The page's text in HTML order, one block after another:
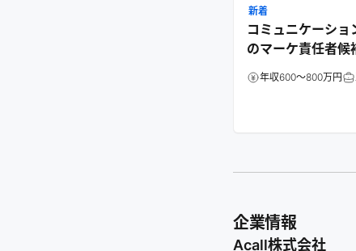
新着
コミュニケーシ
のマーケ責任者候
年収600～800万円
企業情報
Acall株式会社